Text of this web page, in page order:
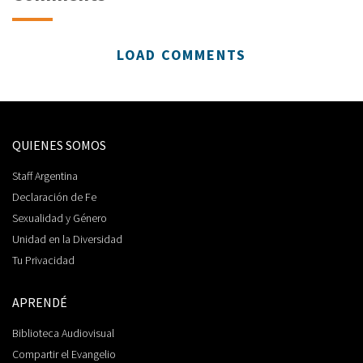
LOAD COMMENTS
QUIENES SOMOS
Staff Argentina
Declaración de Fe
Sexualidad y Género
Unidad en la Diversidad
Tu Privacidad
APRENDÉ
Biblioteca Audiovisual
Compartir el Evangelio